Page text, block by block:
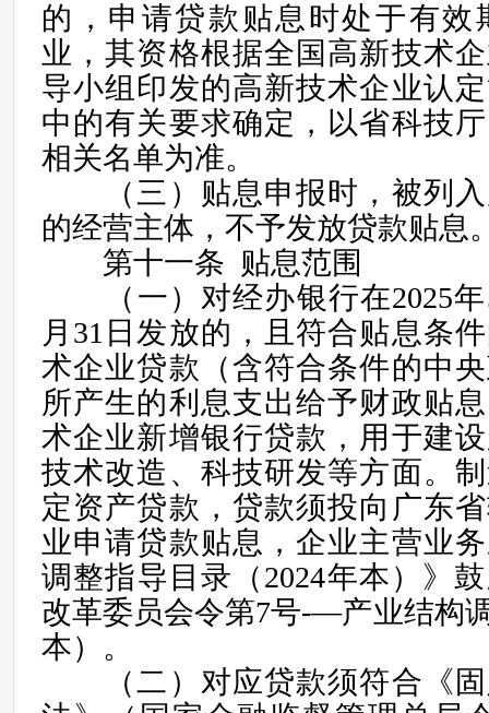
的，申请贷款贴息时处于有效
业，其资格根据全国高新技术
导小组印发的高新技术企业认
中的有关要求确定，以省科技
相关名单为准。
（三）贴息申报时，被列入
的经营主体，不予发放贷款贴息
第十一条 贴息范围
（一）对经办银行在2025年
月31日发放的，且符合贴息条
术企业贷款（含符合条件的中
所产生的利息支出给予财政贴
术企业新增银行贷款，用于建
技术改造、科技研发等方面。
定资产贷款，贷款须投向广东
业申请贷款贴息，企业主营业
调整指导目录（2024年本）》
改革委员会令第7号-—产业结构
本）。
（二）对应贷款须符合《固